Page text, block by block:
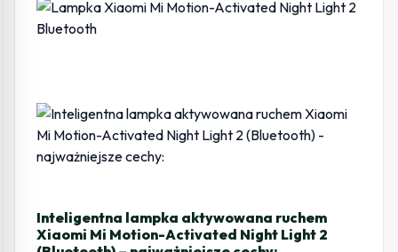
Inteligentna lampka aktywowana ruchem
Xiaomi Mi Motion-Activated Night Light 2